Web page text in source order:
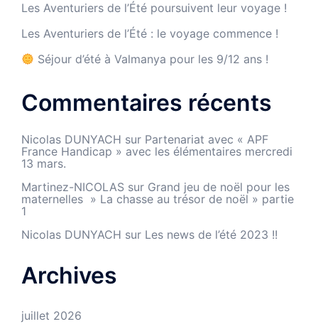
Les Aventuriers de l’Été poursuivent leur voyage !
Les Aventuriers de l’Été : le voyage commence !
Séjour d’été à Valmanya pour les 9/12 ans !
Commentaires récents
Nicolas DUNYACH sur Partenariat avec « APF
France Handicap » avec les élémentaires mercredi
13 mars.
Martinez-NICOLAS sur Grand jeu de noël pour les
maternelles » La chasse au trésor de noël » partie
1
Nicolas DUNYACH sur Les news de l’été 2023 !!
Archives
juillet 2026